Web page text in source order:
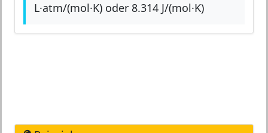
L·atm/(mol·K) oder 8.314 J/(mol·K)